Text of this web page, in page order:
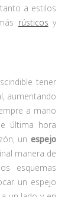
a estilos
rústicos y
tener
aumentando
a mano
última hora
un espejo
manera de
esquemas
un espejo